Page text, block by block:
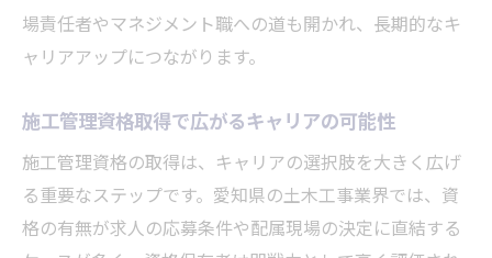
場責任者やマネジメント職への道も開かれ、長期的なキ
ャリアアップにつながります。
施工管理資格取得で広がるキャリアの可能性
施工管理資格の取得は、キャリアの選択肢を大きく広げ
る重要なステップです。愛知県の土木工事業界では、資
格の有無が求人の応募条件や配属現場の決定に直結する